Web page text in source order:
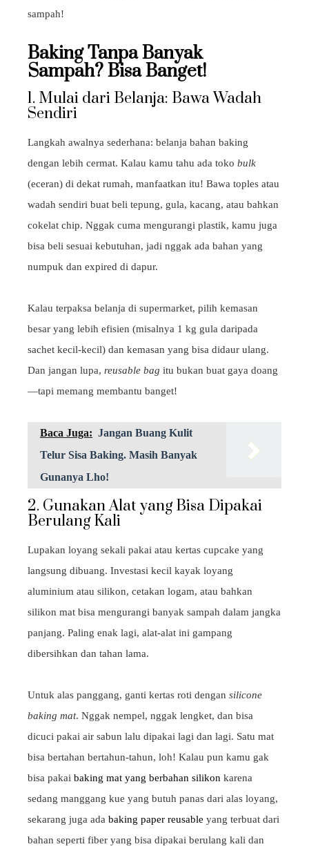
sampah!
Baking Tanpa Banyak
Sampah? Bisa Banget!
1. Mulai dari Belanja: Bawa Wadah
Sendiri
Langkah awalnya sederhana: belanja bahan baking
dengan lebih cermat. Kalau kamu tahu ada toko bulk
(eceran) di dekat rumah, manfaatkan itu! Bawa toples atau
wadah sendiri buat beli tepung, gula, kacang, atau bahkan
cokelat chip. Nggak cuma mengurangi plastik, kamu juga
bisa beli sesuai kebutuhan, jadi nggak ada bahan yang
numpuk dan expired di dapur.
Kalau terpaksa belanja di supermarket, pilih kemasan
besar yang lebih efisien (misalnya 1 kg gula daripada
sachet kecil-kecil) dan kemasan yang bisa didaur ulang.
Dan jangan lupa, reusable bag itu bukan buat gaya doang
—tapi memang membantu banget!
Baca Juga: Jangan Buang Kulit
Telur Sisa Baking. Masih Banyak
Gunanya Lho!
2. Gunakan Alat yang Bisa Dipakai
Berulang Kali
Lupakan loyang sekali pakai atau kertas cupcake yang
langsung dibuang. Investasi kecil kayak loyang
aluminium atau silikon, cetakan logam, atau bahkan
silikon mat bisa mengurangi banyak sampah dalam jangka
panjang. Paling enak lagi, alat-alat ini gampang
dibersihkan dan tahan lama.
Untuk alas panggang, ganti kertas roti dengan silicone
baking mat. Nggak nempel, nggak lengket, dan bisa
dicuci pakai air sabun lalu dipakai lagi dan lagi. Satu mat
bisa bertahan bertahun-tahun, loh! Kalau pun kamu gak
bisa pakai baking mat yang berbahan silikon karena
sedang manggang kue yang butuh panas dari alas loyang,
sekarang juga ada baking paper reusable yang terbuat dari
bahan seperti fiber yang bisa dipakai berulang kali dan